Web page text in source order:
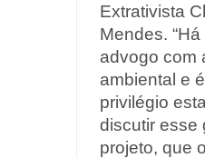
Extrativista
Mendes.
advogo com
ambiental e
privilégio
discutir esse
projeto, que